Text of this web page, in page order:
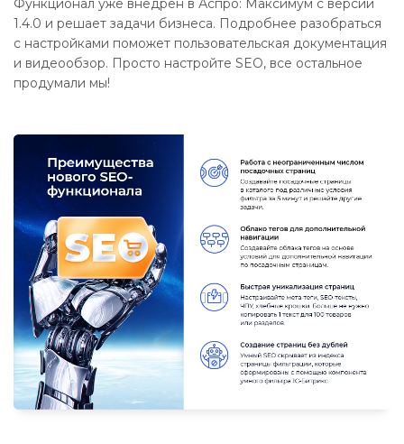
Функционал уже внедрен в Аспро: Максимум с версии
1.4.0 и решает задачи бизнеса. Подробнее разобраться
с настройками поможет пользовательская документация
и видеообзор. Просто настройте SEO, все остальное
продумали мы!